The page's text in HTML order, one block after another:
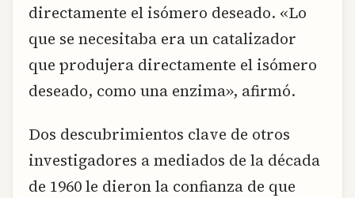
directamente el isómero deseado. «Lo
que se necesitaba era un catalizador
que produjera directamente el isómero
deseado, como una enzima», afirmó.
Dos descubrimientos clave de otros
investigadores a mediados de la década
de 1960 le dieron la confianza de que